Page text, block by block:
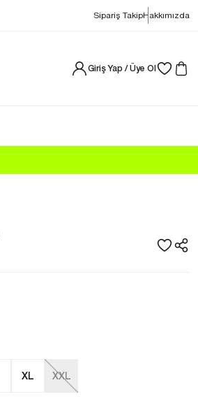
Sipariş TakipHakkımızda
Giriş Yap / Üye Ol
XL XXL